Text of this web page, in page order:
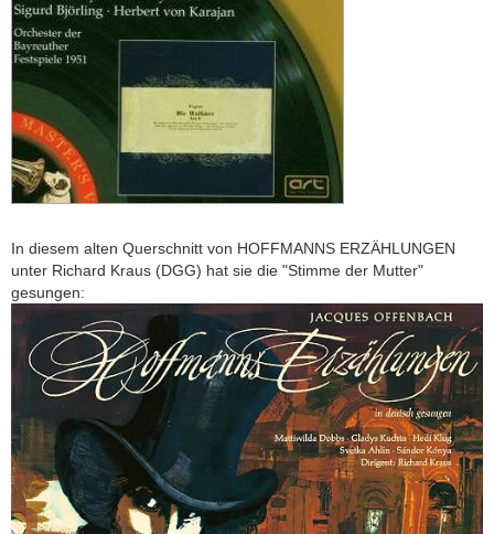
In diesem alten Querschnitt von HOFFMANNS ERZÄHLUNGEN
unter Richard Kraus (DGG) hat sie die "Stimme der Mutter"
gesungen: